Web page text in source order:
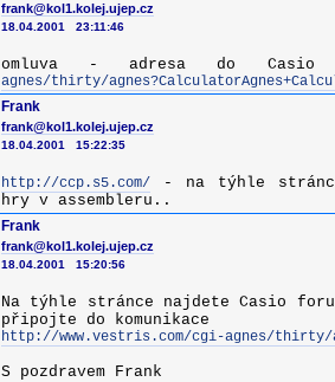
frank@kol1.kolej.ujep.cz
18.04.2001 23:11:46
omluva - adresa do
agnes/thirty/
Frank
frank@kol1.kolej.ujep.cz
18.04.2001 15:22:35
http://ccp.s5.com/
- na týhle
hry v assembleru..
Frank
frank@kol1.kolej.ujep.cz
18.04.2001 15:20:56
Na týhle stránce najdete Casio
připojte do komunikace
http://www.vestris.com/cgi-agnes/thirty/
S pozdravem Frank